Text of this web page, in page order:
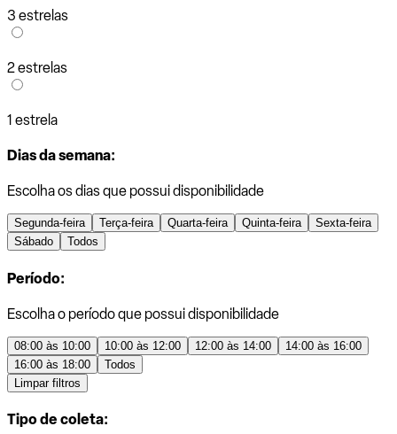
3 estrelas
2 estrelas
1 estrela
Dias da semana:
Escolha os dias que possui disponibilidade
Segunda-feira Terça-feira Quarta-feira Quinta-feira
Sexta-feira
Sábado
Todos
Período:
Escolha o período que possui disponibilidade
08:00 às 10:00 10:00 às 12:00 12:00 às 14:00
14:00 às 16:00
16:00 às 18:00
Todos
Limpar filtros
Tipo de coleta: